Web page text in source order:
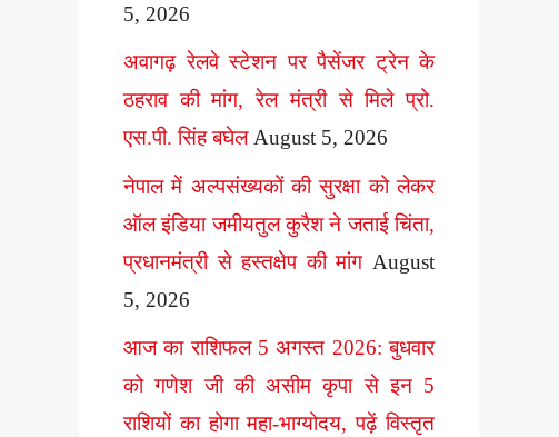
5, 2026
अवागढ़ रेलवे स्टेशन पर पैसेंजर ट्रेन के
ठहराव की मांग, रेल मंत्री से मिले प्रो.
एस.पी. सिंह बघेल August 5, 2026
नेपाल में अल्पसंख्यकों की सुरक्षा को लेकर
ऑल इंडिया जमीयतुल कुरैश ने जताई चिंता,
प्रधानमंत्री से हस्तक्षेप की मांग August
5, 2026
आज का राशिफल 5 अगस्त 2026: बुधवार
को गणेश जी की असीम कृपा से इन 5
राशियों का होगा महा-भाग्योदय, पढ़ें विस्तृत